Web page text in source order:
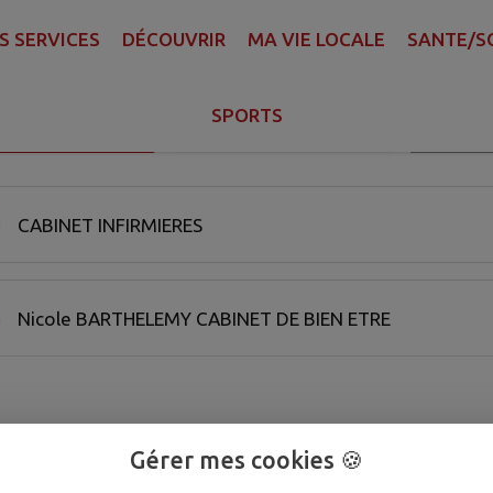
SERVICES DÉCOUVRIR MA VIE LOCALE SANTE/
SPORTS
CABINET INFIRMIERES
Nicole BARTHELEMY CABINET DE BIEN ETRE
Gérer mes cookies 🍪